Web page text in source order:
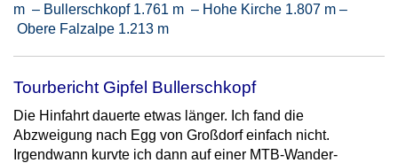
m – Bullerschkopf 1.761 m – Hohe Kirche 1.807 m –
Obere Falzalpe 1.213 m
Tourbericht Gipfel Bullerschkopf
Die Hinfahrt dauerte etwas länger. Ich fand die
Abzweigung nach Egg von Großdorf einfach nicht.
Irgendwann kurvte ich dann auf einer MTB-Wander-